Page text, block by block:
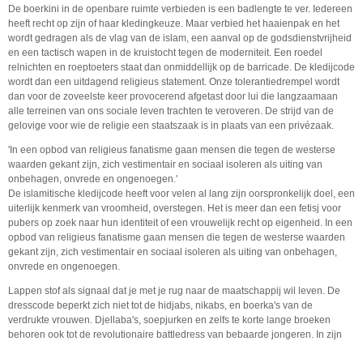
De boerkini in de openbare ruimte verbieden is een badlengte te ver. Iedereen
heeft recht op zijn of haar kledingkeuze. Maar verbied het haaienpak en het
wordt gedragen als de vlag van de islam, een aanval op de godsdienstvrijheid
en een tactisch wapen in de kruistocht tegen de moderniteit. Een roedel
relnichten en roeptoeters staat dan onmiddellijk op de barricade. De kledijcode
wordt dan een uitdagend religieus statement. Onze tolerantiedrempel wordt
dan voor de zoveelste keer provocerend afgetast door lui die langzaamaan
alle terreinen van ons sociale leven trachten te veroveren. De strijd van de
gelovige voor wie de religie een staatszaak is in plaats van een privézaak.
'In een opbod van religieus fanatisme gaan mensen die tegen de westerse
waarden gekant zijn, zich vestimentair en sociaal isoleren als uiting van
onbehagen, onvrede en ongenoegen.'
De islamitische kledijcode heeft voor velen al lang zijn oorspronkelijk doel, een
uiterlijk kenmerk van vroomheid, overstegen. Het is meer dan een fetisj voor
pubers op zoek naar hun identiteit of een vrouwelijk recht op eigenheid. In een
opbod van religieus fanatisme gaan mensen die tegen de westerse waarden
gekant zijn, zich vestimentair en sociaal isoleren als uiting van onbehagen,
onvrede en ongenoegen.
Lappen stof als signaal dat je met je rug naar de maatschappij wil leven. De
dresscode beperkt zich niet tot de hidjabs, nikabs, en boerka's van de
verdrukte vrouwen. Djellaba's, soepjurken en zelfs te korte lange broeken
behoren ook tot de revolutionaire battledress van bebaarde jongeren. In zijn